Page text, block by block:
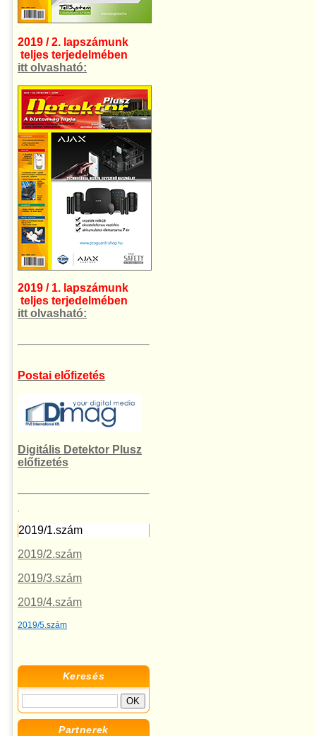
2019 / 2. lapszámunk
teljes terjedelmében
itt olvasható:
2019 / 1. lapszámunk
teljes terjedelmében
itt olvasható:
Postai előfizetés
Digitális Detektor Plusz
előfizetés
.
2019/1.szám
2019/2.szám
2019/3.szám
2019/4.szám
2019/5.szám
Keresés
Partnerek